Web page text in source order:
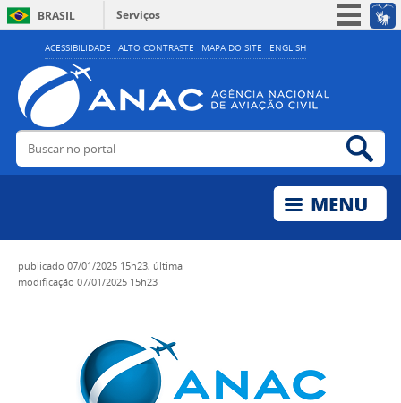
ACESSIBILIDADE ALTO CONTRASTE MAPA DO SITE ENGLISH
BRASIL
Serviços
Simplifique!
Acesso à informação
Legislação
Buscar no portal
publicado 07/01/2025 15h23, última
modificação 07/01/2025 15h23